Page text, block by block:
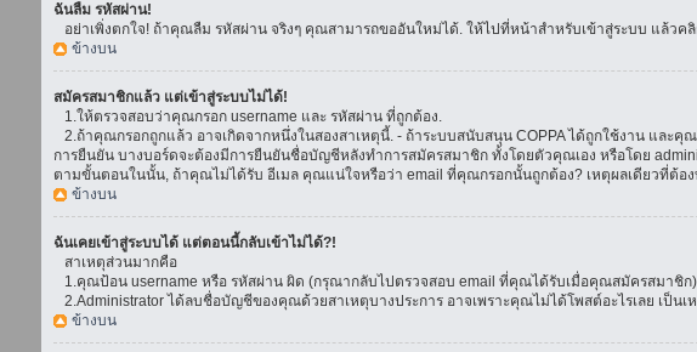
ฉันลืม รหัสผ่าน!
อย่าเพิ่งตกใจ! ถ้าคุณลืม รหัสผ่าน จริงๆ คุณสามารถขออันใหม่ได้. ให้ไปที่หน้าสำหรับเข้าสู่ระบบ แล้วค
ข้างบน
สมัครสมาชิกแล้ว แต่เข้าสู่ระบบไม่ได้!
1.ให้ตรวจสอบว่าคุณกรอก username และ รหัสผ่าน ที่ถูกต้อง.
2.ถ้าคุณกรอกถูกแล้ว อาจเกิดจากหนึ่งในสองสาเหตุนี้. - ถ้าระบบสนับสนุน COPPA ได้ถูกใช้งาน แ
การยืนยัน บางบอร์ดจะต้องมีการยืนยันชื่อบัญชีหลังทำการสมัครสมาชิก ทั้งโดยตัวคุณเอง หรือโดย
ตามขั้นตอนในนั้น, ถ้าคุณไม่ได้รับ อีเมล คุณแน่ใจหรือว่า email ที่คุณกรอกนั้นถูกต้อง? เหตุผลเดียวที่ต้
ข้างบน
ฉันเคยเข้าสู่ระบบได้ แต่ตอนนี้กลับเข้าไม่ได้?!
สาเหตุส่วนมากคือ
1.คุณป้อน username หรือ รหัสผ่าน ผิด (กรุณากลับไปตรวจสอบ email ที่คุณได้รับเมื่อคุณสมัครสมาชิก)
2.Administrator ได้ลบชื่อบัญชีของคุณด้วยสาเหตุบางประการ อาจเพราะคุณไม่ได้โพสต์อะไรเลย เป็
ข้างบน